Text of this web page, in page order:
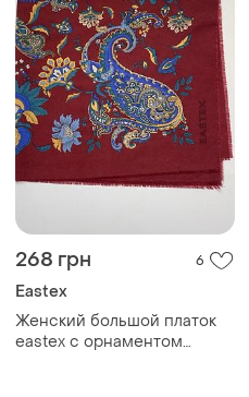
268 грн 6
Eastex
Женский большой платок
eastex с орнаментом